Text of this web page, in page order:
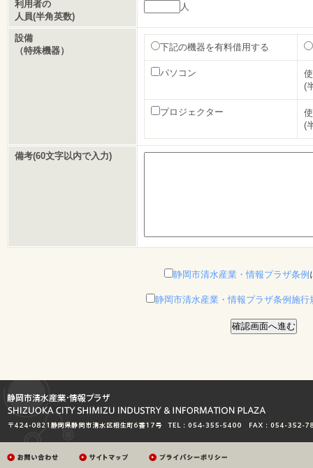
利用者の
人員(半角英数)
人
設備
（特殊機器）
下記の機器を有料借用する
パソコン
(
プロジェクター
(
備考(60文字以内で入力)
静岡市清水産業・情報プラザ条例
静岡市清水産業・情報プラザ条例施行